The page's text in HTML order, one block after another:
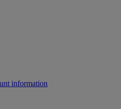
information